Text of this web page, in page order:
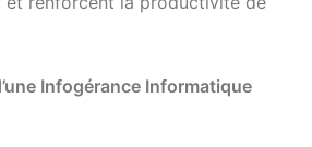
Infogérance Informatique